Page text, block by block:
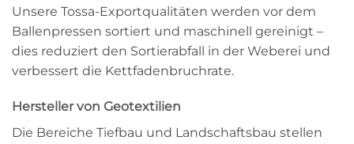
Unsere Tossa-Exportqualitäten werden vor dem
Ballenpressen sortiert und maschinell gereinigt –
dies reduziert den Sortierabfall in der Weberei und
verbessert die Kettfadenbruchrate.
Hersteller von Geotextilien
Die Bereiche Tiefbau und Landschaftsbau stellen